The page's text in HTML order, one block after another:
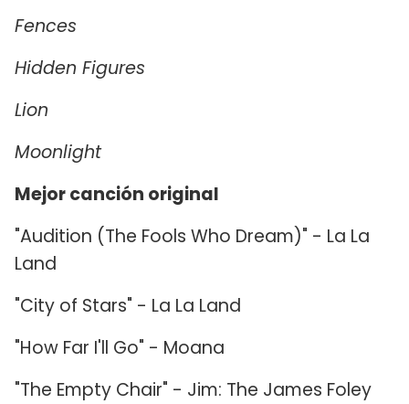
Fences
Hidden Figures
Lion
Moonlight
Mejor canción original
"Audition (The Fools Who Dream)" - La La
Land
"City of Stars" - La La Land
"How Far I'll Go" - Moana
"The Empty Chair" - Jim: The James Foley